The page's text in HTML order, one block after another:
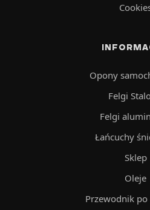
Opony
Felgi
Felgi
Łańcuchy
Sklep
Oleje
Przewodnik po